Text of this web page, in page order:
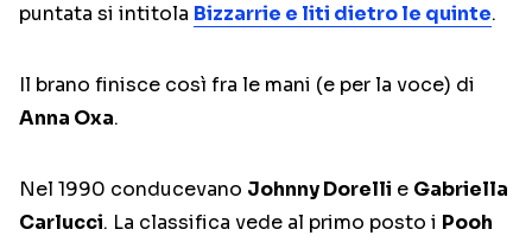
puntata si intitola Bizzarrie e liti dietro le quinte.
Il brano finisce così fra le mani (e per la voce) di
Anna Oxa.
Nel 1990 conducevano Johnny Dorelli e Gabriella
Carlucci. La classifica vede al primo posto i Pooh